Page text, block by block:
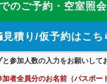
のご予約・空室照
見積り/仮予約はこち
参加人数の入力をお願いして
者全員分のお名前（パスポー